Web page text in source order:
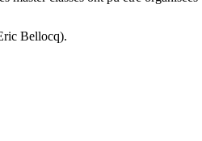
Bellocq).